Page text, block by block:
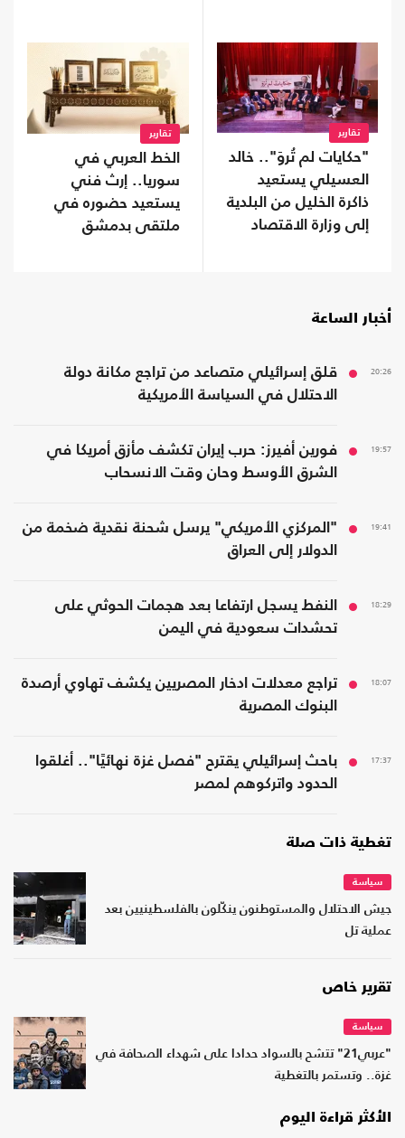
تقارير
"حكايات لم تُروَ".. خالد
العسيلي يستعيد
ذاكرة الخليل من البلدية
إلى وزارة الاقتصاد
تقارير
الخط العربي في
سوريا.. إرث فني
يستعيد حضوره في
ملتقى بدمشق
أخبار الساعة
20:26
قلق إسرائيلي متصاعد من تراجع مكانة دولة
الاحتلال في السياسة الأمريكية
19:57
فورين أفيرز: حرب إيران تكشف مأزق أمريكا في
الشرق الأوسط وحان وقت الانسحاب
19:41
"المركزي الأمريكي" يرسل شحنة نقدية ضخمة من
الدولار إلى العراق
18:29
النفط يسجل ارتفاعا بعد هجمات الحوثي على
تحشدات سعودية في اليمن
18:07
تراجع معدلات ادخار المصريين يكشف تهاوي أرصدة
البنوك المصرية
17:37
باحث إسرائيلي يقترح "فصل غزة نهائيًا".. أغلقوا
الحدود واتركوهم لمصر
تغطية ذات صلة
سياسة
جيش الاحتلال والمستوطنون ينكّلون بالفلسطينيين بعد
عملية تل
تقرير خاص
سياسة
"عربي21" تتشح بالسواد حدادا على شهداء الصحافة في
غزة.. وتستمر بالتغطية
الأكثر قراءة اليوم